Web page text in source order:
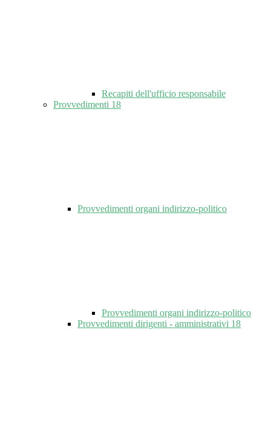
Recapiti dell'ufficio responsabile
Provvedimenti 18
Provvedimenti organi indirizzo-politico
Provvedimenti organi indirizzo-politico
Provvedimenti dirigenti - amministrativi 18